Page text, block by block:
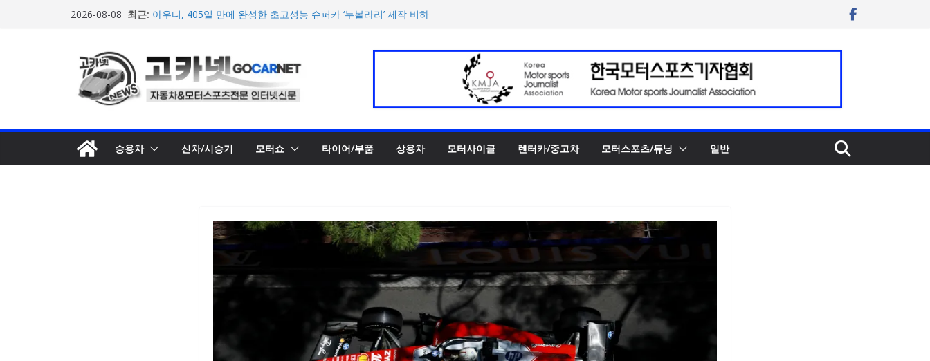
2026-08-08 최근: 스티벌 8일 용인 개최
벤틀리, 첫 순수 전기 어반 럭셔리 SUV 토르칼 탑재될 ‘큐레이션
엔진’ 공개
마일레, 코너링 쏠림·하체 소음 잡는 ‘스테빌라이저 링크’ 정비 솔
루션 제안
한온시스템, 캐나다 정부로부터 1,000만 캐나다달러 규모 지원
승용차
신차/시승기 모터쇼 타이어/부품 상용차 모터사이클 렌터카/중고차 모터스포츠/튜닝 일반